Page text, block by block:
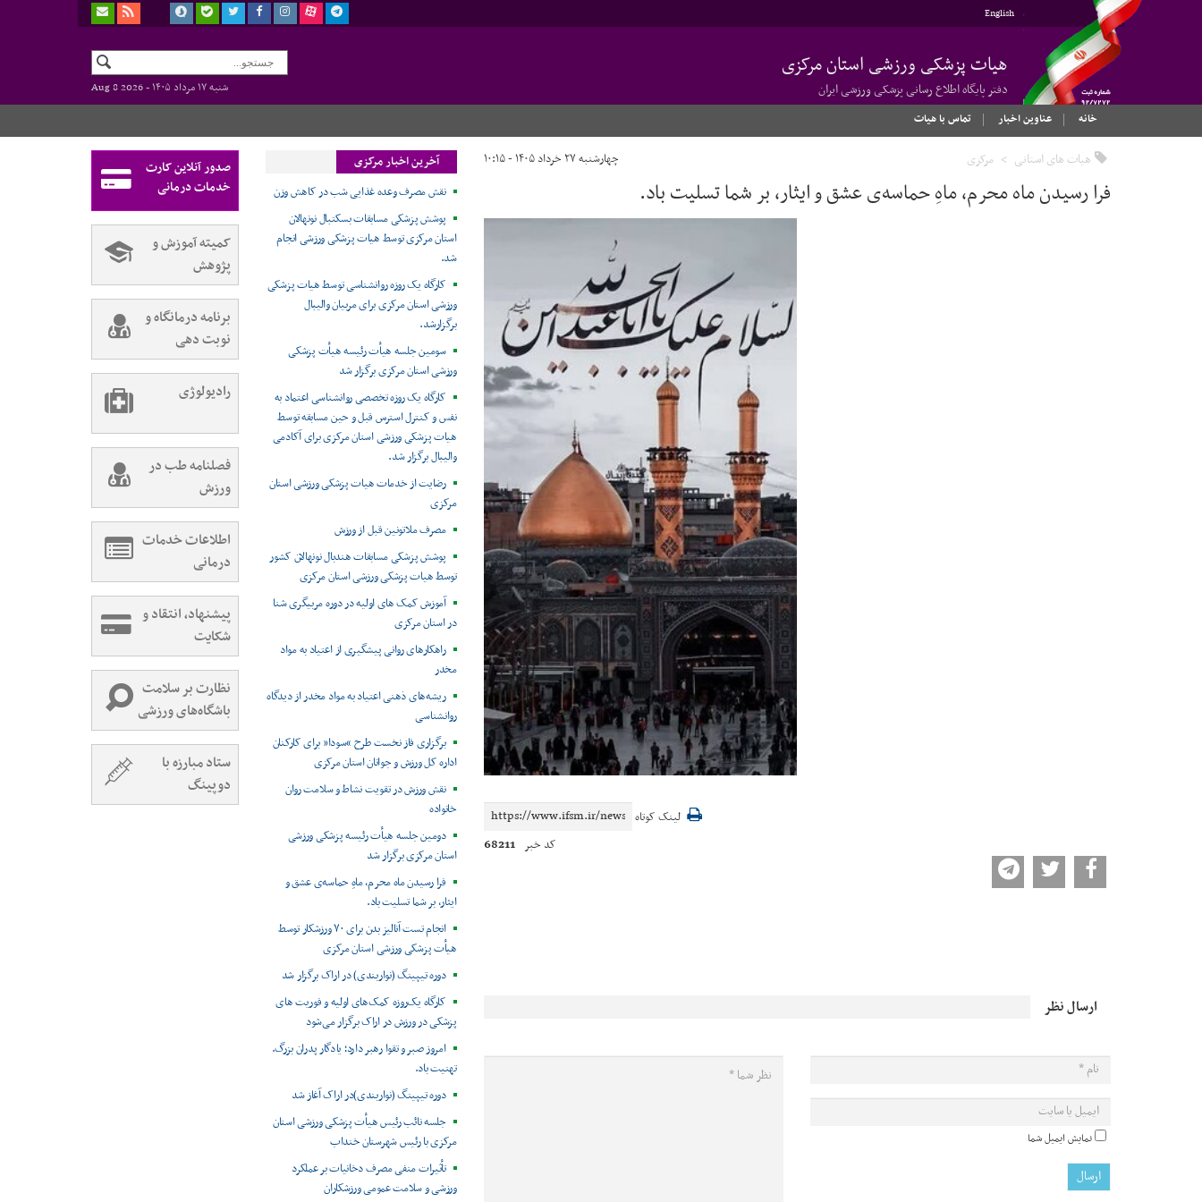
English
هیات پزشکی ورزشی استان مرکزی
دفتر پایگاه اطلاع رسانی پزشکی ورزشی ایران شنبه ۱۷ مرداد ۱۴۰۵ -
Aug 8 2026
خانه
عناوین اخبار تماس با هیات
هیات های استانی مرکزی چهارشنبه ۲۷ خرداد ۱۴۰۵ - ۱۰:۱۵
فرا رسیدن ماه محرم، ماهِ حماسه‌ی عشق و ایثار، بر شما تسلیت باد.
لینک کوتاه
کد خبر 68211
ارسال نظر
نمایش ایمیل شما
آخرین اخبار مرکزی
نقش مصرف وعده غذایی شب در کاهش وزن
پوشش پزشکی مسابقات بسکتبال نونهالان
استان مرکزی توسط هیات پزشکی ورزشی انجام
شد.
کارگاه یک روزه روانشناسی توسط هیات پزشکی
ورزشی استان مرکزی برای مربیان والیبال
برگزارشد.
سومین جلسه هیأت رئیسه هیأت پزشکی
ورزشی استان مرکزی برگزار شد
کارگاه یک روزه تخصصی روانشناسی اعتماد به
نفس و کنترل استرس قبل و حین مسابقه توسط
هیات پزشکی ورزشی استان مرکزی برای آکادمی
والیبال برگزار شد.
رضایت از خدمات هیات پزشکی ورزشی استان
مرکزی
مصرف ملاتونین قبل از ورزش
پوشش پزشکی مسابقات هندبال نونهالان کشور
توسط هیات پزشکی ورزشی استان مرکزی
آموزش کمک های اولیه در دوره مربیگری شنا
در استان مرکزی
راهکارهای روانی پیشگیری از اعتیاد به مواد
مخدر
ریشه‌های ذهنی اعتیاد به مواد مخدر از دیدگاه
روانشناسی
برگزاری فاز نخست طرح “سودا” برای کارکنان
اداره کل ورزش و جوانان استان مرکزی
نقش ورزش در تقویت نشاط و سلامت روان
خانواده
دومین جلسه هیأت رئیسه پزشکی ورزشی
استان مرکزی برگزار شد
فرا رسیدن ماه محرم، ماهِ حماسه‌ی عشق و
ایثار، بر شما تسلیت باد.
انجام تست آنالیز بدن برای ۷۰ ورزشکار توسط
هیأت پزشکی ورزشی استان مرکزی
دوره تیپینگ (نواربندی) در اراک برگزار شد
کارگاه یک‌روزه کمک‌های اولیه و فوریت های
پزشکی در ورزش در اراک برگزار می‌شود
امروز صبر و تقوا رهبر دارد؛ یادگار پدران بزرگ.
تهنیت باد.
دوره تیپینگ (نواربندی)در اراک آغاز شد
جلسه نائب رئیس هیأت پزشکی ورزشی استان
مرکزی با رئیس شهرستان خنداب
تأثیرات منفی مصرف دخانیات بر عملکرد
ورزشی و سلامت عمومی ورزشکاران
صدور آنلاین کارت
خدمات درمانی
کمیته آموزش و
پژوهش
برنامه درمانگاه و
نوبت دهی
رادیولوژی
فصلنامه طب در
ورزش
اطلاعات خدمات
درمانی
پیشنهاد، انتقاد و
شکایت
نظارت بر سلامت
باشگاه‌های ورزشی
ستاد مبارزه با
دوپینگ